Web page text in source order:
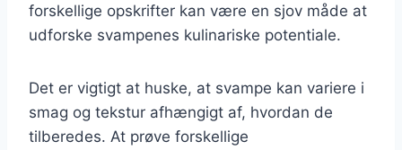
forskellige opskrifter kan være en sjov måde at
udforske svampenes kulinariske potentiale.
Det er vigtigt at huske, at svampe kan variere i
smag og tekstur afhængigt af, hvordan de
tilberedes. At prøve forskellige